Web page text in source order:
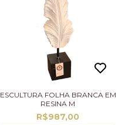
ESCULTURA FOLHA BRANCA EM
RESINA M
R$987,00